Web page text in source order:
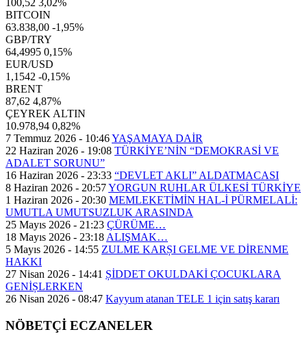
100,52 3,02%
BITCOIN
63.838,00 -1,95%
GBP/TRY
64,4995 0,15%
EUR/USD
1,1542 -0,15%
BRENT
87,62 4,87%
ÇEYREK ALTIN
10.978,94 0,82%
7 Temmuz 2026 - 10:46YAŞAMAYA DAİR
22 Haziran 2026 - 19:08 TÜRKİYE’NİN “DEMOKRASİ VE
ADALET SORUNU”
16 Haziran 2026 - 23:33 “DEVLET AKLI” ALDATMACASI
8 Haziran 2026 - 20:57YORGUN RUHLAR ÜLKESİ TÜRKİYE
1 Haziran 2026 - 20:30 MEMLEKETİMİN HAL-İ PÜRMELALİ:
UMUTLA UMUTSUZLUK ARASINDA
25 Mayıs 2026 - 21:23 ÇÜRÜME…
18 Mayıs 2026 - 23:18 ALIŞMAK…
5 Mayıs 2026 - 14:55 ZULME KARȘI GELME VE DİRENME
HAKKI
27 Nisan 2026 - 14:41 ȘİDDET OKULDAKİ ÇOCUKLARA
GENİȘLERKEN
26 Nisan 2026 - 08:47 Kayyum atanan TELE 1 için satış kararı
NÖBETÇİ ECZANELER